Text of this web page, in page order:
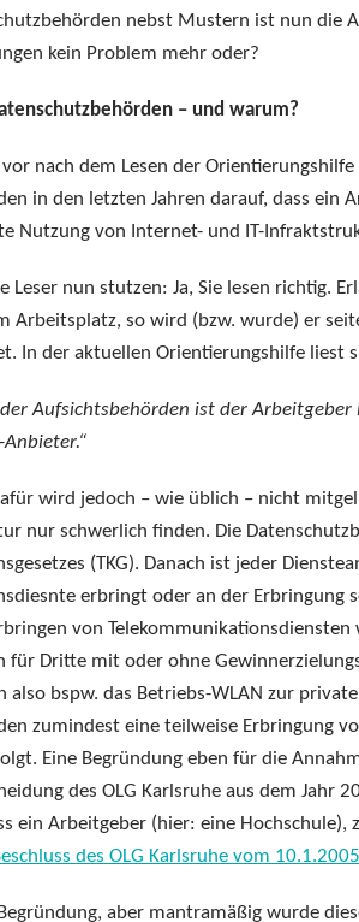
nebst Mustern ist nun die
kein Problem mehr oder?
– und warum?
nach dem Lesen der
in den letzten Jahren darauf, dass ein
Nutzung von Internet- und IT-
Leser nun stutzen: Ja, Sie lesen richtig.
Arbeitsplatz, so wird (bzw. wurde) er
In der aktuellen Orientierungshilfe liest
Aufsichtsbehörden ist der
wird jedoch – wie üblich – nicht
nur schwerlich finden. Die
(TKG). Danach ist jeder
erbringt oder an der Erbringung
von
für Dritte mit oder ohne
also bspw. das Betriebs-WLAN zur
zumindest eine teilweise Erbringung
Eine Begründung eben für die
des OLG Karlsruhe aus dem Jahr
ein Arbeitgeber (hier: eine
des OLG Karlsruhe vom
aber mantramäßig wurde